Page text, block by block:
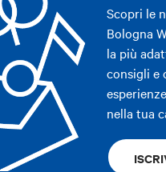
Scopri le
Bologna
la più
consigli e
nella tua